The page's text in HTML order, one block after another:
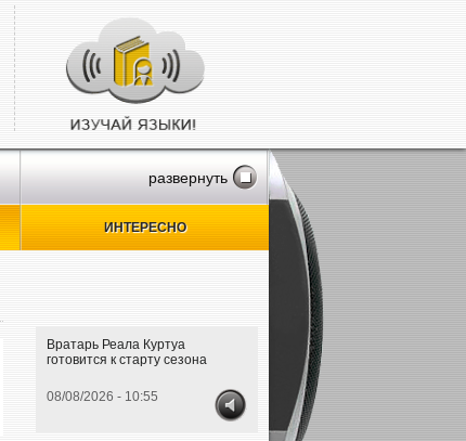
развернуть
ИНТЕРЕСНО
Вратарь Реала Куртуа
готовится к старту сезона
08/08/2026 - 10:55